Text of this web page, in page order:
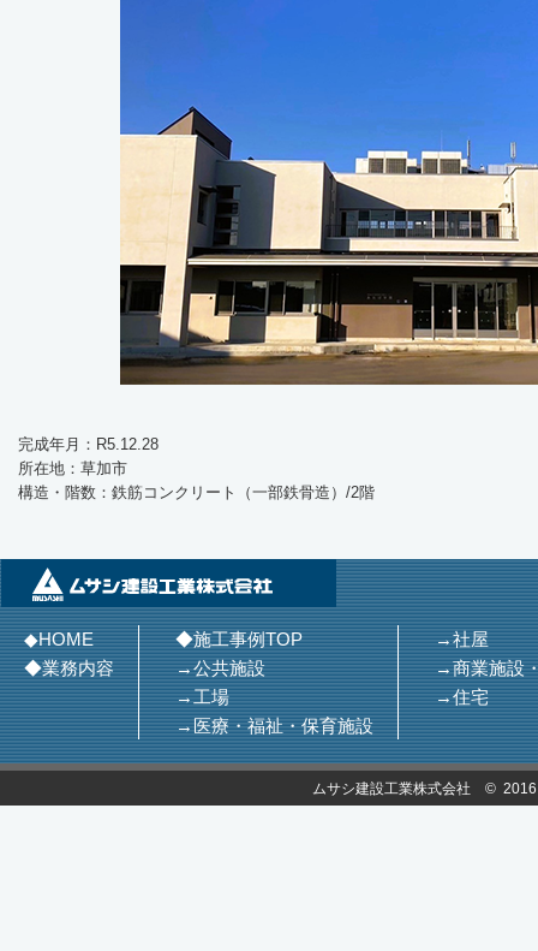
完成年月：R5.12.28
所在地：草加市
構造・階数：鉄筋コンクリート（一部鉄骨造）/2階
◆HOME
◆業務内容
◆施工事例TOP
→公共施設
→工場
→医療・福祉・保育施設
→社屋
→商業施設
→住宅
ムサシ建設工業株式会社 ©